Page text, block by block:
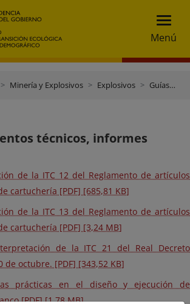
Menú
Minería y Explosivos Explosivos Guías, documentos técnicos, informes
técnicos, informes
de la ITC 12 del Reglamento de artículos
cartuchería [PDF] [685,81 KB]
de la ITC 13 del Reglamento de artículos
cartuchería [PDF] [3,24 MB]
de la ITC 21 del Real Decreto
de octubre. [PDF] [343,52 KB]
prácticas en el diseño y ejecución de
[PDF] [1,78 MB]